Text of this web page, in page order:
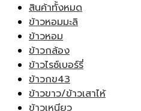
สินค้าทั้งหมด
ข้าวหอมมะลิ
ข้าวหอม
ข้าวกล้อง
ข้าวไรซ์เบอร์รี่
ข้าวกข43
ข้าวขาว/ข้าวเสาไห้